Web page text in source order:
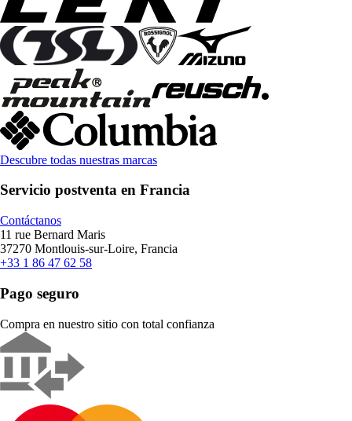
Descubre todas nuestras marcas
Servicio postventa en Francia
Contáctanos
11 rue Bernard Maris
37270 Montlouis-sur-Loire, Francia
+33 1 86 47 62 58
Pago seguro
Compra en nuestro sitio con total confianza